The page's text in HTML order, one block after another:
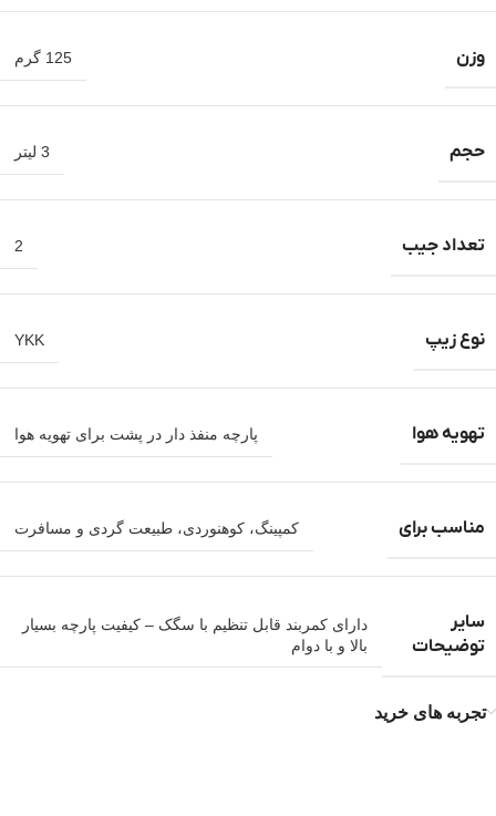
وزن 125 گرم
حجم 3 لیتر
تعداد جیب 2
نوع زیپ YKK
تهویه هوا پارچه منفذ دار در پشت برای تهویه هوا
مناسب برای کمپینگ، کوهنوردی، طبیعت گردی و مسافرت
سایر
توضیحات
دارای کمربند قابل تنظیم با سگک – کیفیت پارچه بسیار
بالا و با دوام
تجربه های خرید